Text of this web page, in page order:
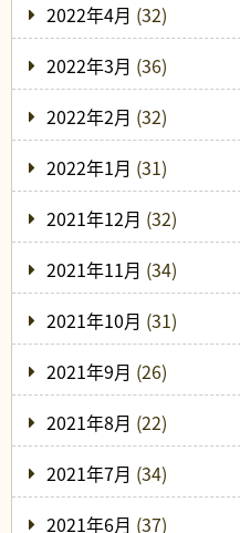
2022年4月 (32)
2022年3月 (36)
2022年2月 (32)
2022年1月 (31)
2021年12月 (32)
2021年11月 (34)
2021年10月 (31)
2021年9月 (26)
2021年8月 (22)
2021年7月 (34)
2021年6月 (37)